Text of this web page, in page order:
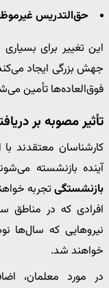
حق‌التدریس
این تغییر برای بسیاری
جهش بزرگی ایجاد
فوق‌العاده‌ها تأمین
تأثیر مصوبه بر
کارشناسان معتقدند
آینده بازنشسته
بازنشستگیتجربه
افرادی که در مناطق
نیروهایی که سال‌ها
خواهند شد.
در مورد معلمان،